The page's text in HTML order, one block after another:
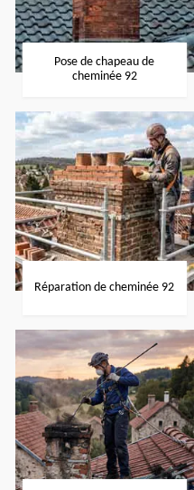
Pose de chapeau de
cheminée 92
Réparation de cheminée 92